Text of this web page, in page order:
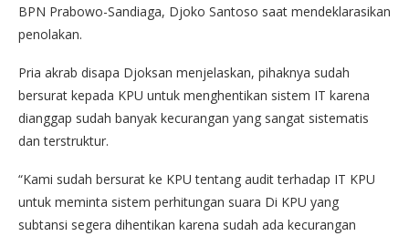
BPN Prabowo-Sandiaga, Djoko Santoso saat mendeklarasikan
penolakan.
Pria akrab disapa Djoksan menjelaskan, pihaknya sudah
bersurat kepada KPU untuk menghentikan sistem IT karena
dianggap sudah banyak kecurangan yang sangat sistematis
dan terstruktur.
“Kami sudah bersurat ke KPU tentang audit terhadap IT KPU
untuk meminta sistem perhitungan suara Di KPU yang
subtansi segera dihentikan karena sudah ada kecurangan